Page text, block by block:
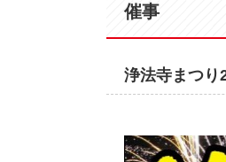
催事
浄法寺まつ